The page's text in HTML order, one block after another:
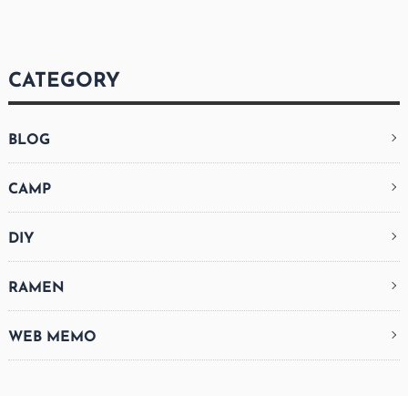
CATEGORY
BLOG
CAMP
DIY
RAMEN
WEB MEMO